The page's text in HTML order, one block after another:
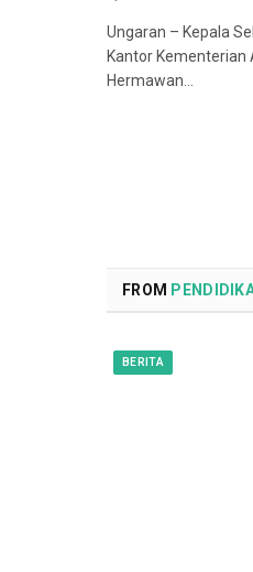
Ungaran – Kepala
Kantor Kementerian
Hermawan…
FROM
BERITA